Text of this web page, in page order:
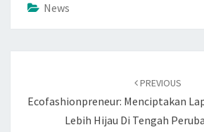
News
PREVIOUS
Ecofashionpreneur: Menciptakan
Lebih Hijau Di Tengah